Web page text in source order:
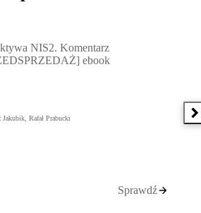
NIS2. Komentarz
ebook
Jakubik, Rafał Prabucki
Sprawdź